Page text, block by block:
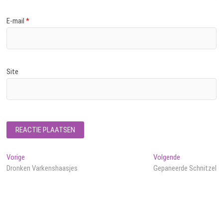
E-mail*
Site
Bericht
navigatie
Vorige
bericht:
Dronken Varkenshaasjes
VolgendeVolgend
bericht:
Gepaneerde Schnitzel